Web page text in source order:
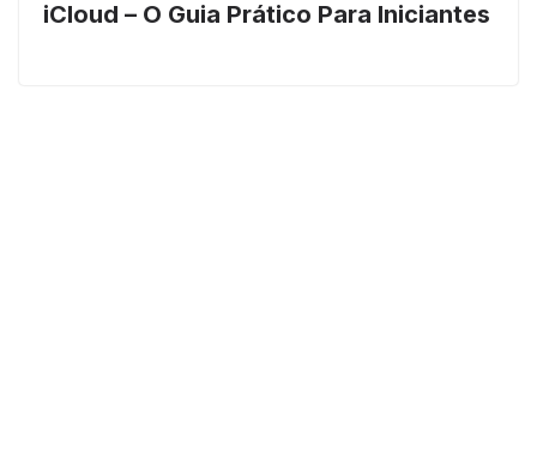
iCloud – O Guia Prático Para Iniciantes